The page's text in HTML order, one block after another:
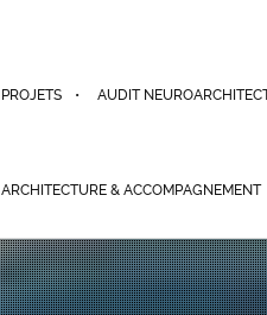
PROJETS AUDIT
ARCHITECTURE & ACCOMPAGNEMENT